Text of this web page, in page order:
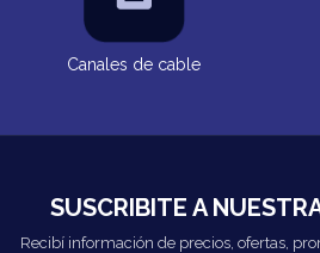
Canales de cable
SUSCRIBITE A
Recibí información de precios, ofertas,